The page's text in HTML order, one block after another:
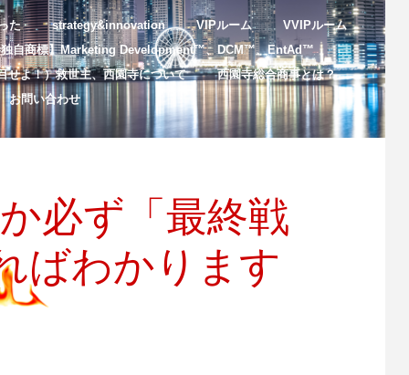
た strategy&innovation VIPルーム
VVIPルーム
独自商標】Marketing Development™️、DCM™️、EntAd™️
せよ！）救世主、西園寺について
西園寺総合商事とは？
お問い合わせ
必ず「最終戦
ばわかります